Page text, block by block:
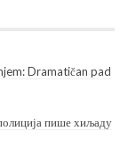
Dramatičan pad
пише хиљаду